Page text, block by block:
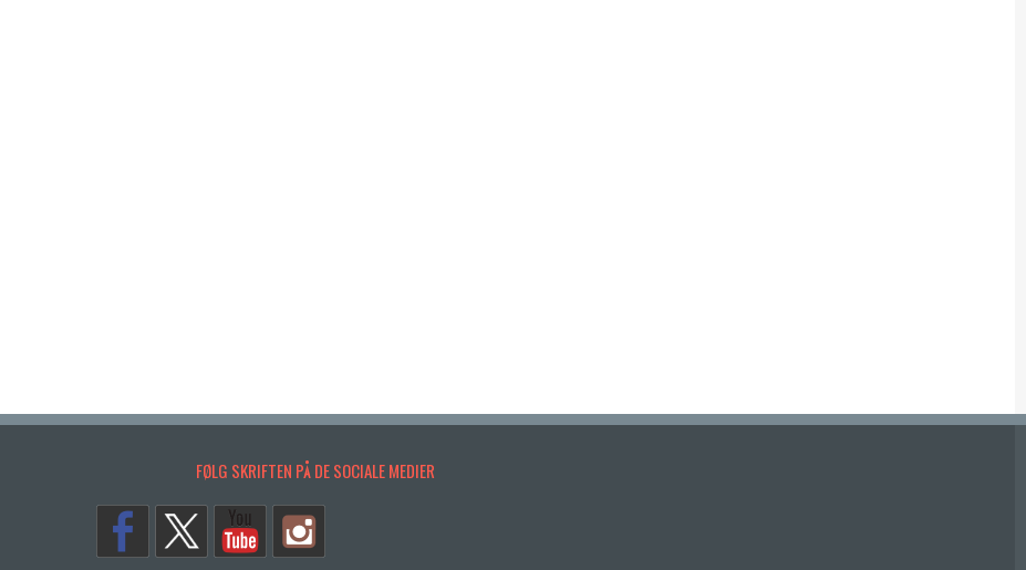
FØLG SKRIFTEN PÅ DE SOCIALE MEDIER